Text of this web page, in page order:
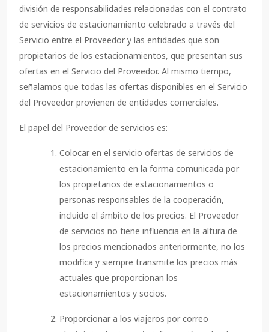
división de responsabilidades relacionadas con el contrato
de servicios de estacionamiento celebrado a través del
Servicio entre el Proveedor y las entidades que son
propietarios de los estacionamientos, que presentan sus
ofertas en el Servicio del Proveedor. Al mismo tiempo,
señalamos que todas las ofertas disponibles en el Servicio
del Proveedor provienen de entidades comerciales.
El papel del Proveedor de servicios es:
Colocar en el servicio ofertas de servicios de
estacionamiento en la forma comunicada por
los propietarios de estacionamientos o
personas responsables de la cooperación,
incluido el ámbito de los precios. El Proveedor
de servicios no tiene influencia en la altura de
los precios mencionados anteriormente, no los
modifica y siempre transmite los precios más
actuales que proporcionan los
estacionamientos y socios.
Proporcionar a los viajeros por correo